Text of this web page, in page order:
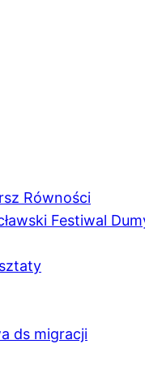
Równości
Festiwal
ds migracji